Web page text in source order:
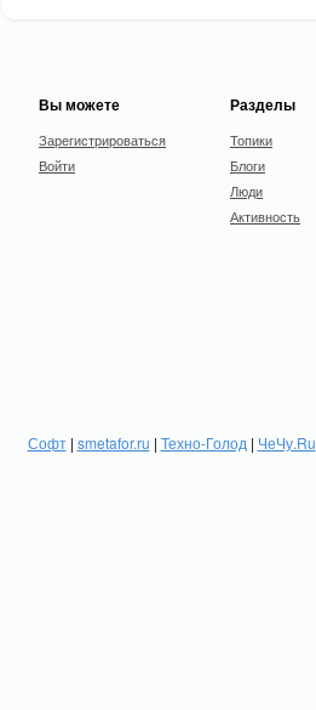
Вы можете
Зарегистрироваться
Войти
Разделы
Топики
Блоги
Люди
Активность
Софт| smetafor.ru | Техно-Голод | ЧеЧу.Ru